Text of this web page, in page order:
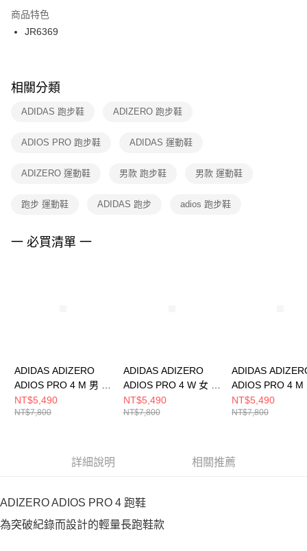
２．訂單成立數日內，您將收到繳費通知簡訊。
３．收到繳費通知簡訊後14天內，點擊此簡訊中的連結，可透過四大超商／
ATM／網路銀行／等多元方式進行付款，方視為交易完成。
※ 交易是否成功請以「AFTEE先享後付 」之結帳頁面顯示為準，若有關於
是否繳費成功／繳費後需取消欲退款等相關疑問，請聯繫「AFTEE先享後付
客戶支援中心」https://netprotections.freshdesk.com/support/home
１．透過由恩沛科技股份有限公司提供之「AFTEE先享後付」服務完成之交
權轉讓予恩沛科技股份有限公司。
３．未成年的使用者請事先徵得法定代理人或監護人之同意方可使用
４．使用「AFTEE先享後付」時，將依據個別帳號之用戶狀況，依本公司即
付款後門市自取
每筆NT$100，滿NT$1,500(含以上)免運費
商品特色
JR6369
相關分類
ADIDAS 跑步鞋 ADIZERO 跑步鞋
ADIOS PRO 跑步鞋 ADIDAS 運動鞋
ADIZERO 運動鞋 男款 跑步鞋 男款 運動鞋
跑步 運動鞋 ADIDAS 跑步 adios 跑步鞋
一 必買清單 一
ADIDAS ADIZERO
ADIOS PRO 4 M 男 跑
步鞋 JP6624
NT$5,490
NT$7,800
ADIDAS ADIZERO
ADIOS PRO 4 W 女 跑
步鞋 JR1243
NT$5,490
NT$7,800
ADIDAS
ADIOS PRO 4 M
步鞋 KI4438
NT$5,490
NT$7,800
詳細說明 相關推薦
ADIZERO ADIOS PRO 4 跑鞋
為突破紀錄而設計的輕量長跑鞋款